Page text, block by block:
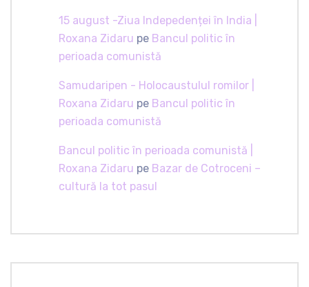
15 august -Ziua Indepedenței în India |
Roxana Zidaru pe Bancul politic în
perioada comunistă
Samudaripen - Holocaustulul romilor |
Roxana Zidaru pe Bancul politic în
perioada comunistă
Bancul politic în perioada comunistă |
Roxana Zidaru pe Bazar de Cotroceni –
cultură la tot pasul